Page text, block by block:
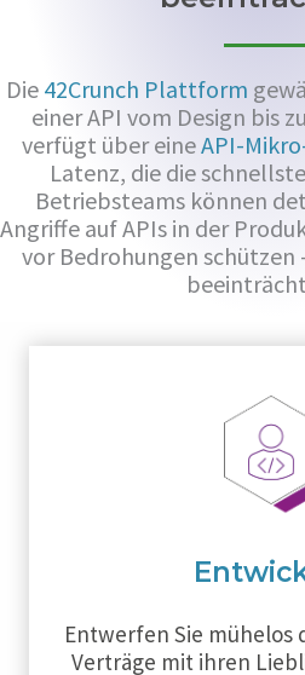
Die 42Crunch Plattform
einer API vom Design bis
verfügt über eineAPI-
Latenz, die die
Betriebsteams können
Angriffe auf APIs in der
vor Bedrohungen schützen
Entwerfen Sie mühelos
Verträge mit ihren